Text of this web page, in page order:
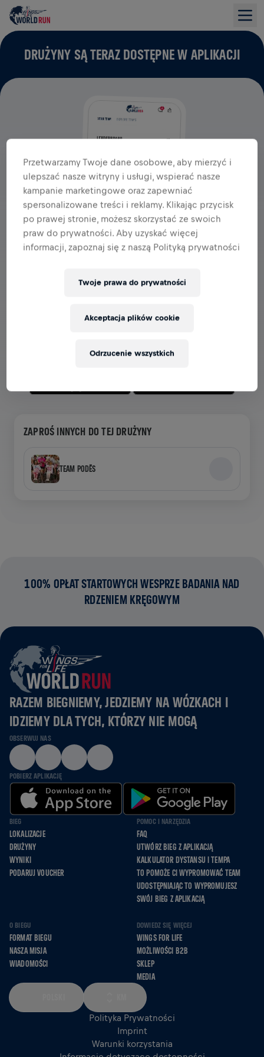
DRUŻYNY SĄ TERAZ DOSTĘPNE W APLIKACJI
Niezależnie od tego, czy jesteś w drużynie, czy tworzysz
ZAPROŚ INNYCH DO TEJ DRUŻYNY
TEAM PODĚS
100% OPŁAT STARTOWYCH WESPRZE BADANIA NAD
RDZENIEM KRĘGOWYM
RAZEM BIEGNIEMY, JEDZIEMY NA WÓZKACH I
IDZIEMY DLA TYCH, KTÓRZY NIE MOGĄ
OBSERWUJ NAS
POBIERZ APLIKACJĘ
BIEG
LOKALIZACJE
DRUŻYNY
WYNIKI
PODARUJ VOUCHER
POMOC I NARZĘDZIA
FAQ
UTWÓRZ BIEG Z APLIKACJĄ
KALKULATOR DYSTANSU I TEMPA
TO POMOŻE CI WYPROMOWAĆ TEAM
UDOSTĘPNIAJĄC TO WYPROMUJESZ
SWÓJ BIEG Z APLIKACJĄ
O BIEGU
FORMAT BIEGU
NASZA MISJA
WIADOMOŚCI
DOWIEDZ SIĘ WIĘCEJ
WINGS FOR LIFE
MOŻLIWOŚCI B2B
SKLEP
MEDIA
Polityka Prywatności
Imprint
Warunki korzystania
Przetwarzamy Twoje dane osobowe, aby mierzyć i
ulepszać nasze witryny i usługi, wspierać nasze
kampanie marketingowe oraz zapewniać
spersonalizowane treści i reklamy. Klikając przycisk
po prawej stronie, możesz skorzystać ze swoich
praw do prywatności. Aby uzyskać więcej
informacji, zapoznaj się z naszą Polityką prywatności
Twoje prawa do prywatności
Odrzucenie wszystkich
Akceptacja plików cookie